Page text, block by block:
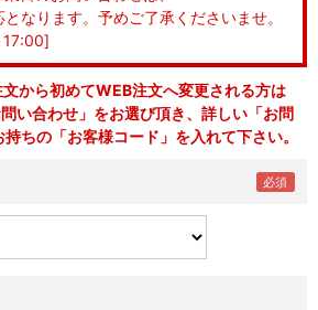
なります。予めご了承くださいませ。
17:00]
から初めてWEB注文へ変更される方は
問い合わせ」をお選び頂き、詳しい「お問
ちの「お客様コード」を入れて下さい。